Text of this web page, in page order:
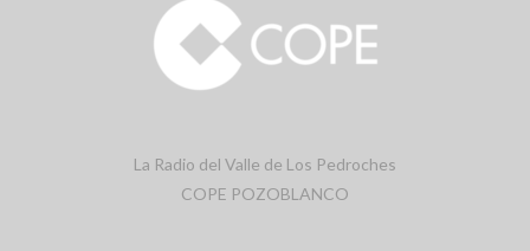
La Radio del Valle de Los Pedroches
COPE POZOBLANCO